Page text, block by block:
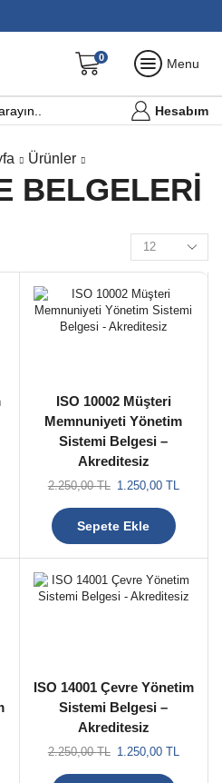
0 Menu
Hesabım
Ürünler
BELGELERI
ISO 10002 Müşteri
Memnuniyeti Yönetim
Sistemi Belgesi –
Akreditesiz
2.250,00TL 1.250,00 TL
Sepete Ekle
ISO 14001 Çevre Yönetim
Sistemi Belgesi –
Akreditesiz
2.250,00TL 1.250,00 TL